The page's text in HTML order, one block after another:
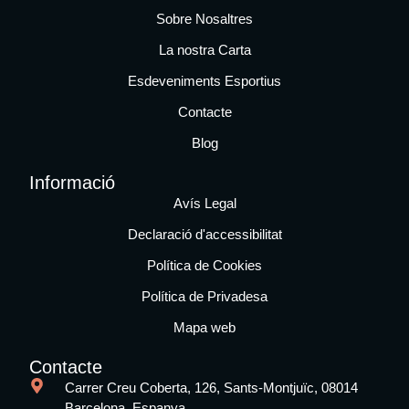
Sobre Nosaltres
La nostra Carta
Esdeveniments Esportius
Contacte
Blog
Informació
Avís Legal
Declaració d'accessibilitat
Política de Cookies
Política de Privadesa
Mapa web
Contacte
Carrer Creu Coberta, 126, Sants-Montjuïc, 08014